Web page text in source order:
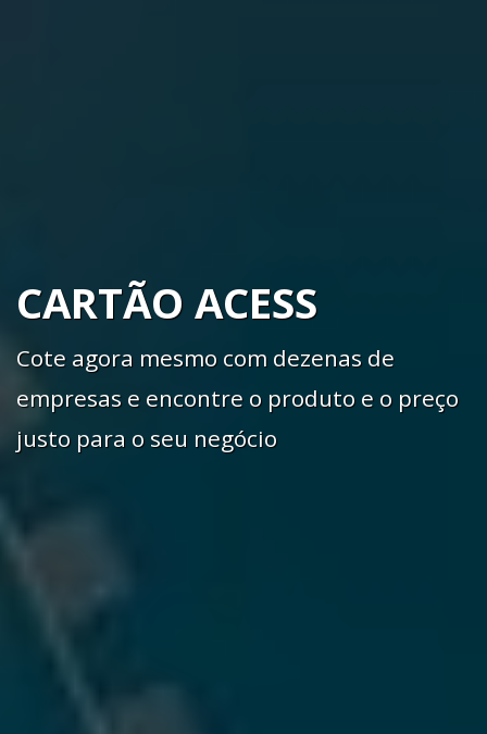
CARTÃO ACESS
Cote agora mesmo com dezenas de
empresas e encontre o produto e o preço
justo para o seu negócio